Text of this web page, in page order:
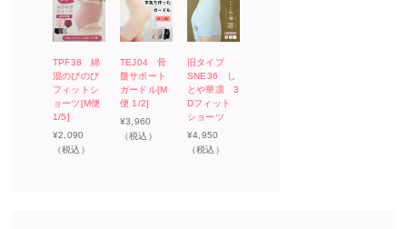
TPF38 綿
混のびのび
フィットシ
ョーツ[M便
1/5]
¥2,090
（税込）
TEJ04 骨
盤サポート
ガードル[M
便 1/2]
¥3,960
（税込）
旧タイプ
SNE36 し
とや華凛 3
Dフィット
ショーツ
¥4,950
（税込）